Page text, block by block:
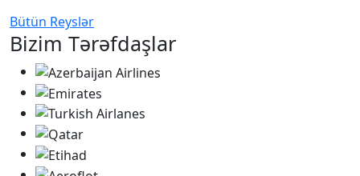
Bütün Reyslər
Bizim Tərəfdaşlar